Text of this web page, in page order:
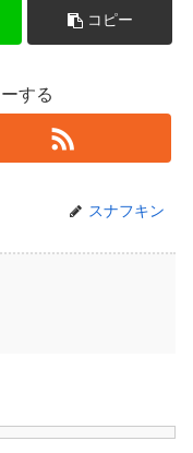
コピー
する
スナフキン